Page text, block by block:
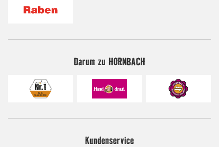
Darum zu HORNBACH
Kundenservice